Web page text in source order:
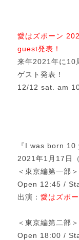
愛はズボーン
guest発表！
来年2021年に10
ゲスト発表！
12/12 sat. am
『I was born 10
2021年1月17日（
＜東京編第一部
Open 12:45 /
出演：愛はズボ
＜東京編第二部
Open 18:00 /